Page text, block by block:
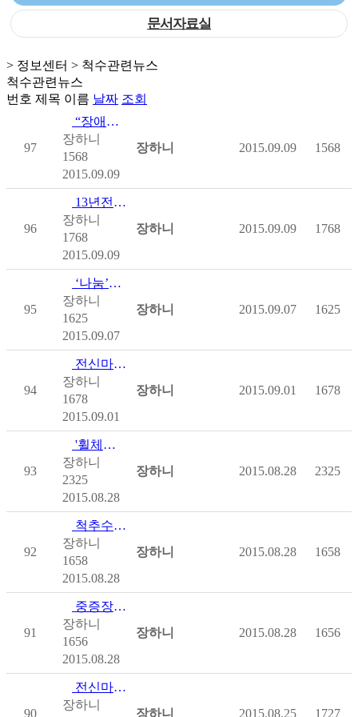
문서자료실
> 정보센터 > 척수관련뉴스
척수관련뉴스
번호 제목 이름 날짜 조회
97
“장애인 작가, 전시회보단 교육이 절실”
장하니
1568
2015.09.09
장하니 2015.09.09 1568
96
13년전 교통사고환자 재활보조금 지급 받도록 도와 화제…
장하니
1768
2015.09.09
장하니 2015.09.09 1768
95
‘나눔’의 미덕을 전하다
장하니
1625
2015.09.07
장하니 2015.09.07 1625
94
전신마비 프로레슬러, 14 년 만에 다시 링 위에 서다
장하니
1678
2015.09.01
장하니 2015.09.01 1678
93
'휠체어로 떠나는 여행' 오키나와
장하니
2325
2015.08.28
장하니 2015.08.28 2325
92
척추수술 후 환자 사지마비…
장하니
1658
2015.08.28
장하니 2015.08.28 1658
91
중증장애인 이화여대 사회복지학 석사 되던 달
장하니
1656
2015.08.28
장하니 2015.08.28 1656
90
전신마비 장애인 영국판 철인3종경기 완주
장하니
장하니 2015.08.25 1727